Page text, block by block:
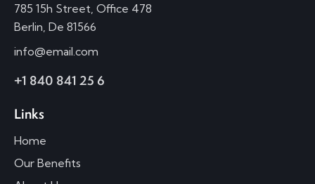
785 15h Street, Office 478
Berlin, De 81566
info@email.com
+1 840 841 25 6
Links
Home
Our Benefits